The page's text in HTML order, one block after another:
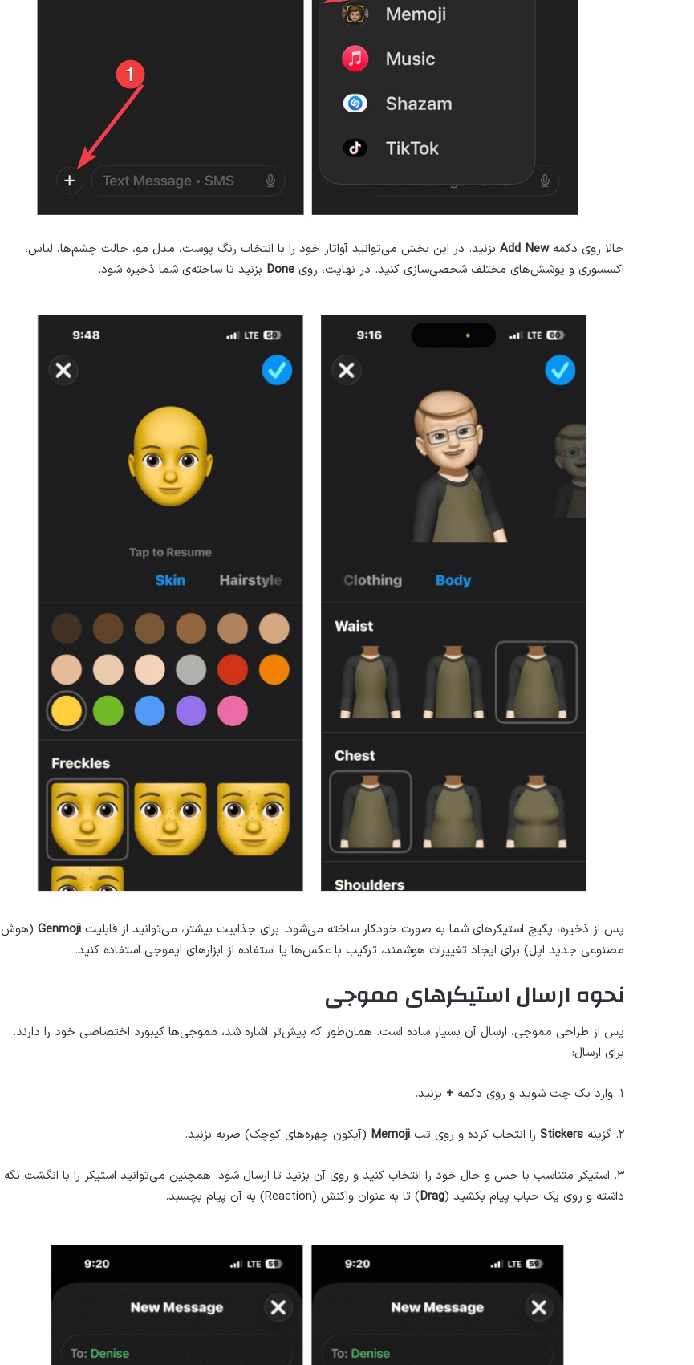
حالا روی دکمهAdd New بزنید. در این بخش می‌توانید آواتار خود را با انتخاب رنگ پوست، مدل مو، حالت چشم‌ها، لباس،
اکسسوری و پوشش‌های مختلف شخصی‌سازی کنید. در نهایت، روی Done بزنید تا ساخته‌ی شما ذخیره شود.
پس از ذخیره، پکیج استیکرهای شما به صورت خودکار ساخته می‌شود. برای جذابیت بیشتر، می‌توانید از قابلیت Genmoji (هوش
مصنوعی جدید اپل) برای ایجاد تغییرات هوشمند، ترکیب با عکس‌ها یا استفاده از ابزارهای ایموجی استفاده کنید.
نحوه ارسال استیکرهای مموجی
پس از طراحی مموجی، ارسال آن بسیار ساده است. همان‌طور که پیش‌تر اشاره شد، مموجی‌ها کیبورد اختصاصی خود را دارند.
برای ارسال:
۱. وارد یک چت شوید و روی دکمه + بزنید.
۲. گزینه Stickers را انتخاب کرده و روی تب Memoji (آیکون چهره‌های کوچک) ضربه بزنید.
۳. استیکر متناسب با حس و حال خود را انتخاب کنید و روی آن بزنید تا ارسال شود. همچنین می‌توانید استیکر را با انگشت نگه
داشته و روی یک حباب پیام بکشید (Drag) تا به عنوان واکنش (Reaction) به آن پیام بچسبد.